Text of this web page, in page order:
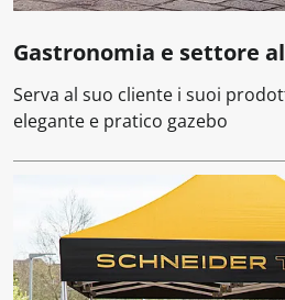
Gastronomia e settore
Serva al suo cliente i suoi
elegante e pratico gazebo